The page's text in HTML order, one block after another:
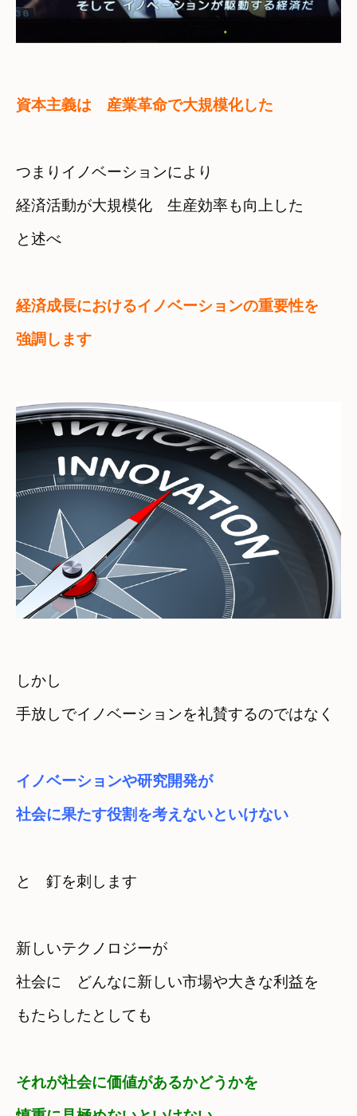
資本主義は　産業革命で大規模化した
つまりイノベーションにより
経済活動が大規模化　生産効率も向上した
と述べ
経済成長におけるイノベーションの重要性を
強調します
しかし
手放しでイノベーションを礼賛するのではなく
イノベーションや研究開発が
社会に果たす役割を考えないといけない
と　釘を刺します
新しいテクノロジーが
社会に　どんなに新しい市場や大きな利益を
もたらしたとしても
それが社会に価値があるかどうかを